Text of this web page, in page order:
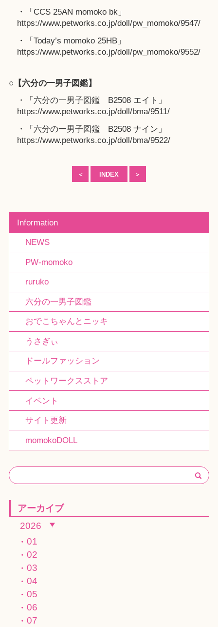
・「CCS 25AN momoko bk」
https://www.petworks.co.jp/doll/pw_momoko/9547/
・「Today’s momoko 25HB」
https://www.petworks.co.jp/doll/pw_momoko/9552/
○【六分の一男子図鑑】
・「六分の一男子図鑑 B2508 エイト」
https://www.petworks.co.jp/doll/bma/9511/
・「六分の一男子図鑑 B2508 ナイン」
https://www.petworks.co.jp/doll/bma/9522/
＜ INDEX ＞
Information
NEWS
PW-momoko
ruruko
六分の一男子図鑑
おでこちゃんとニッキ
うさぎぃ
ドールファッション
ペットワークスストア
イベント
サイト更新
momokoDOLL
アーカイブ
2026
01
02
03
04
05
06
07